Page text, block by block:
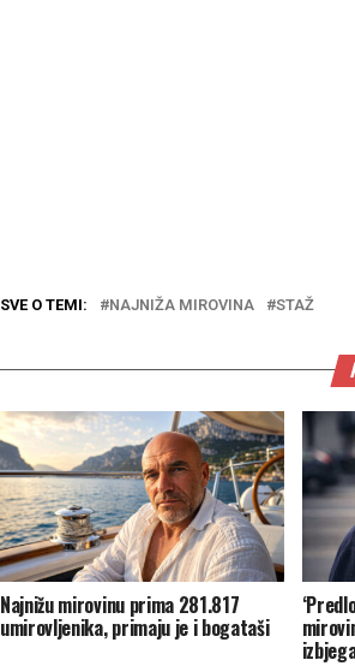
SVE O TEMI: NAJNIŽA MIROVINA STAŽ
Najnižu mirovinu prima 281.817
umirovljenika, primaju je i bogataši